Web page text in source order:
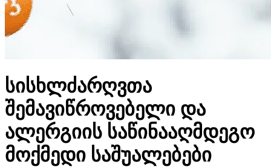
სისხლძარღვთა
შემავიწროვებელი და
ალერგიის საწინააღმდეგო
მოქმედი საშუალებები